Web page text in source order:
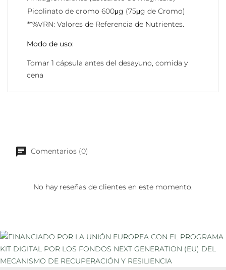
Picolinato de cromo 600μg (75μg de Cromo)
**%VRN: Valores de Referencia de Nutrientes.
Modo de uso:
Tomar 1 cápsula antes del desayuno, comida y
cena
Comentarios (0)
No hay reseñas de clientes en este momento.